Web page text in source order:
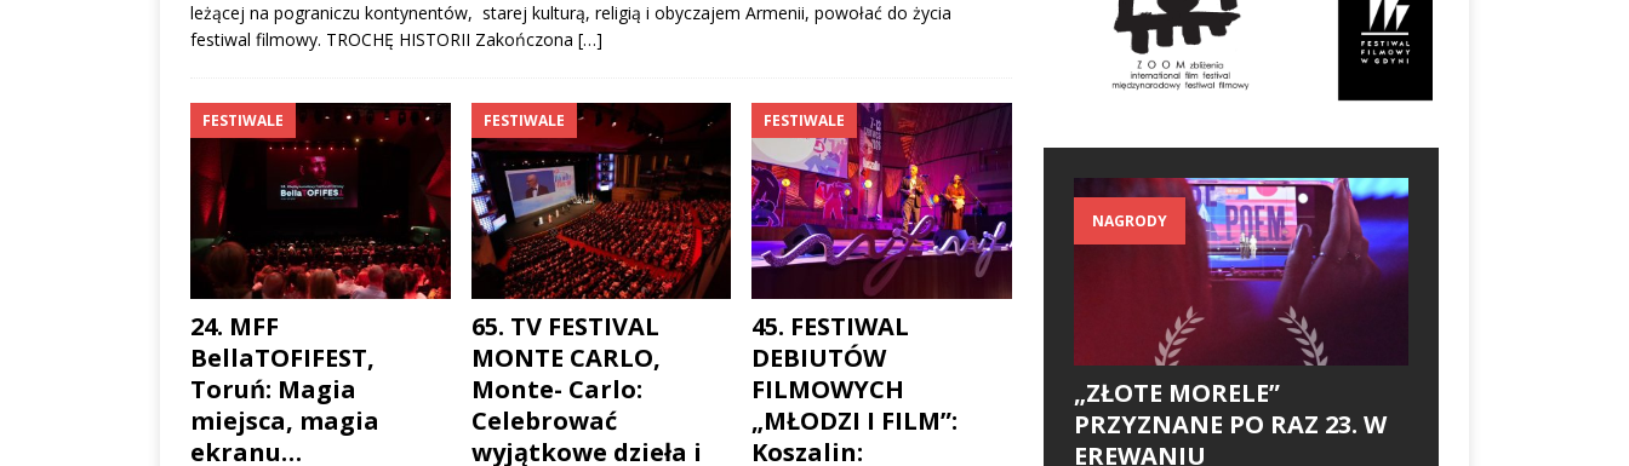
leżącej na pograniczu kontynentów, starej kulturą, religią i obyczajem Armenii, powołać do życia
festiwal filmowy. TROCHĘ HISTORII Zakończona […]
FESTIWALE
24. MFF
BellaTOFIFEST,
Toruń: Magia
miejsca, magia
ekranu…
FESTIWALE
65. TV FESTIVAL
MONTE CARLO,
Monte- Carlo:
Celebrować
wyjątkowe dzieła i
FESTIWALE
45. FESTIWAL
DEBIUTÓW
FILMOWYCH
„MŁODZI I FILM”:
Koszalin:
NAGRODY
„ZŁOTE MORELE”
PRZYZNANE PO RAZ 23. W
EREWANIU